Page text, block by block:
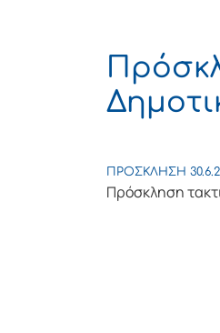
ΠΡΟΣΚΛΗΣΗ
Πρόσκληση